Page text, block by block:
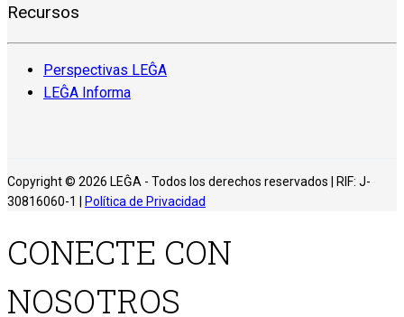
Recursos
Perspectivas LEĜA
LEĜA Informa
Copyright © 2026 LEĜA - Todos los derechos reservados | RIF: J-
30816060-1 |
Política de Privacidad
CONECTE CON
NOSOTROS